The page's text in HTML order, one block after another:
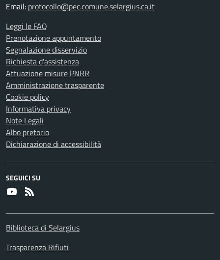
Email: protocollo@pec.comune.selargius.ca.it
Leggi le FAQ
Prenotazione appuntamento
Segnalazione disservizio
Richiesta d'assistenza
Attuazione misure PNRR
Amministrazione trasparente
Cookie policy
Informativa privacy
Note Legali
Albo pretorio
Dichiarazione di accessibilità
SEGUICI SU
Youtube
Biblioteca di Selargius
Trasparenza Rifiuti